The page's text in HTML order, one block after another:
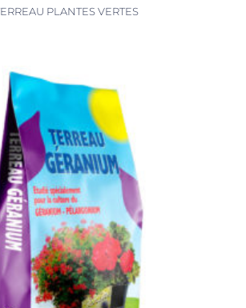
PLANTES VERTES